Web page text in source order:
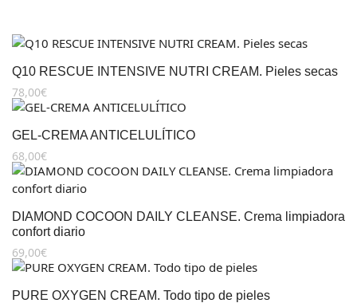
Q10 RESCUE INTENSIVE NUTRI CREAM. Pieles secas
78,00€
GEL-CREMA ANTICELULÍTICO
68,00€
DIAMOND COCOON DAILY CLEANSE. Crema limpiadora
confort diario
69,00€
PURE OXYGEN CREAM. Todo tipo de pieles